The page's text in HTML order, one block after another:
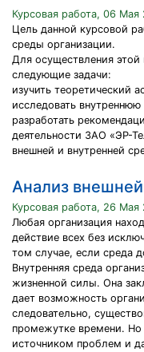
Курсовая работа, 06 Мая
Цель данной курсовой
среды организации.
Для осуществления
следующие задачи:
изучить теоретический
исследовать
разработать
деятельности ЗАО «ЭР-
внешней и внутренней
Анализ
Курсовая работа, 26 Мая
Любая организация
действие всех без
том случае, если среда
Внутренняя среда
жизненной силы. Она
дает возможность
следовательно,
промежутке времени.
источником проблем и